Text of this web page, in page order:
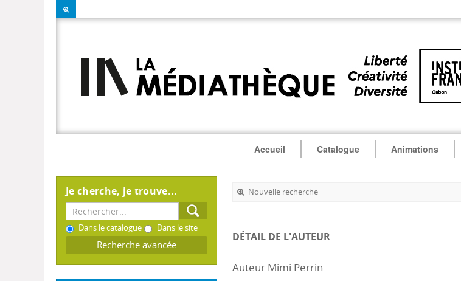
Accueil Catalogue Animations
Je cherche, je trouve...
Dans le catalogue Dans le site
Recherche avancée
Nouvelle recherche
DÉTAIL DE L'AUTEUR
Auteur Mimi Perrin